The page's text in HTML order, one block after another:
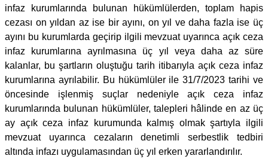
infaz kurumlarında bulunan hükümlülerden, toplam hapis
cezası on yıldan az ise bir ayını, on yıl ve daha fazla ise üç
ayını bu kurumlarda geçirip ilgili mevzuat uyarınca açık ceza
infaz kurumlarına ayrılmasına üç yıl veya daha az süre
kalanlar, bu şartların oluştuğu tarih itibarıyla açık ceza infaz
kurumlarına ayrılabilir. Bu hükümlüler ile 31/7/2023 tarihi ve
öncesinde işlenmiş suçlar nedeniyle açık ceza infaz
kurumlarında bulunan hükümlüler, talepleri hâlinde en az üç
ay açık ceza infaz kurumunda kalmış olmak şartıyla ilgili
mevzuat uyarınca cezaların denetimli serbestlik tedbiri
altında infazı uygulamasından üç yıl erken yararlandırılır.